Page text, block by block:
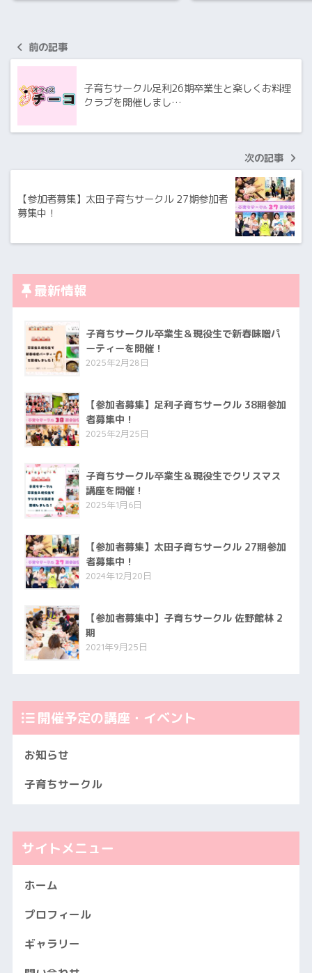
前の記事
子育ちサークル足利26期卒業生と楽しくお料理
クラブを開催しまし…
次の記事
【参加者募集】太田子育ちサークル 27期参加者
募集中！
最新情報
子育ちサークル卒業生＆現役生で新春味噌パ
ーティーを開催！
2025年2月28日
【参加者募集】足利子育ちサークル 38期参加
者募集中！
2025年2月25日
子育ちサークル卒業生＆現役生でクリスマス
講座を開催！
2025年1月6日
【参加者募集】太田子育ちサークル 27期参加
者募集中！
2024年12月20日
【参加者募集中】子育ちサークル 佐野館林 2
期
2021年9月25日
開催予定の講座・イベント
お知らせ
子育ちサークル
サイトメニュー
ホーム
プロフィール
ギャラリー